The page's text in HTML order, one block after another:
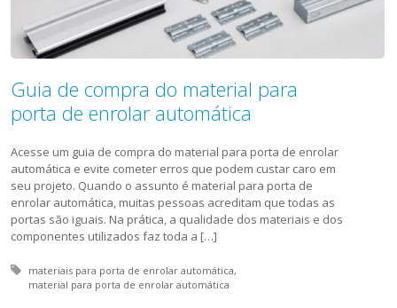
Guia de compra do material para
porta de enrolar automática
Acesse um guia de compra do material para porta de enrolar
automática e evite cometer erros que podem custar caro em
seu projeto. Quando o assunto é material para porta de
enrolar automática, muitas pessoas acreditam que todas as
portas são iguais. Na prática, a qualidade dos materiais e dos
componentes utilizados faz toda a […]
Tagged with:
materiais para porta de enrolar automática
material para porta de enrolar automática